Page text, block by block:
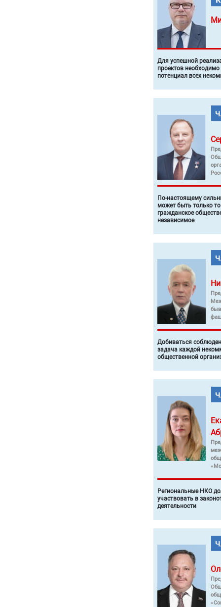
Для успешной
проектов
потенциал всех
По-настоящему
может быть только
гражданское
независимое
Добиваться
задача каждой
общественной
Региональные НКО
участвовать в
деятельности